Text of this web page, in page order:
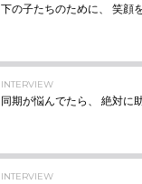
下の子たちのために、 笑顔
INTERVIEW
同期が悩んでたら、 絶対に
INTERVIEW